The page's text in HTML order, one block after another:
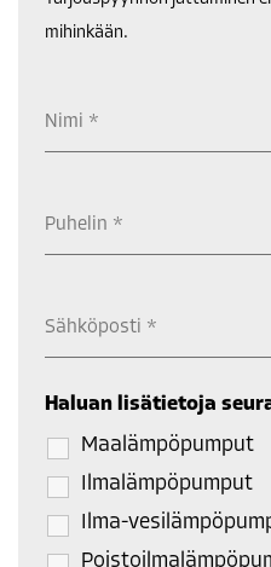
mihinkään.
Haluan lisätietoja
Maalämpöpumput
Ilmalämpöpumput
Ilma-